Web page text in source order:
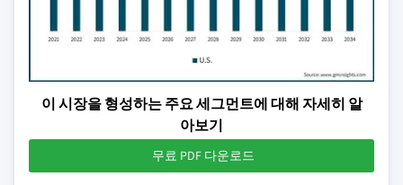
이 시장을 형성하는 주요 세그먼트에 대해 자세히 알
아보기
무료 PDF 다운로드